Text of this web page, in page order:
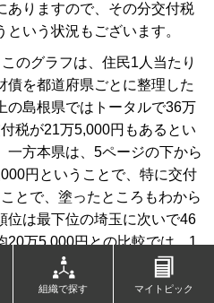
ありますので、その分交付税
いう状況もございます。
のグラフは、住民1人当たり
債を都道府県ごとに整理した
の島根県ではトータルで36万
税が21万5,000円もあるとい
一方本県は、5ページの下から
円ということで、特に交付
とで、塗ったところもわから
位は最下位の埼玉に次いで46
20万5,000円との比較では、1
いるという状況でございま
組織で探す マイトピック